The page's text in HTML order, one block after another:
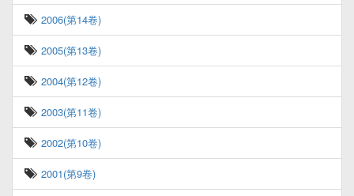
2006(第14卷)
2005(第13卷)
2004(第12卷)
2003(第11卷)
2002(第10卷)
2001(第9卷)